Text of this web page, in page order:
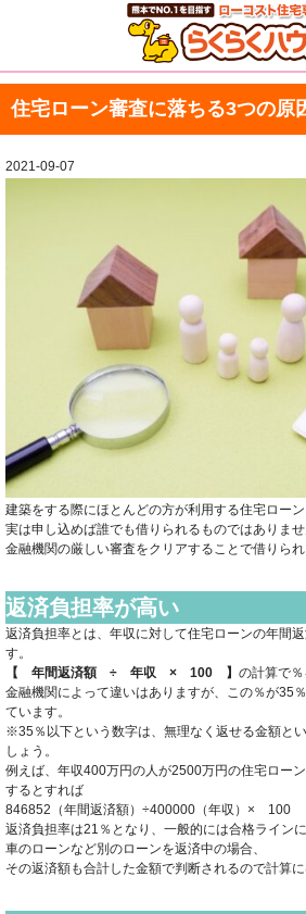
住宅ローン審査に落ちる3つの原
2021-09-07
建築をする際にほとんどの方が利用する住宅ローン
実は申し込めば誰でも借りられるものではありませ
金融機関の厳しい審査をクリアすることで借りられ
返済負担率が高い
返済負担率とは、年収に対して住宅ローンの年間
す。
【 年間返済額 ÷ 年収 × 100 】 の計算で％
金融機関によって違いはありますが、この％が35
ています。
※35％以下という数字は、無理なく返せる金額と
しょう。
例えば、年収400万円の人が2500万円の住宅ロー
するとすれば
846852（年間返済額）÷400000（年収）× 100
返済負担率は21％となり、一般的には合格ラインに
車のローンなど別のローンを返済中の場合、
その返済額も合計した金額で判断されるので計算に